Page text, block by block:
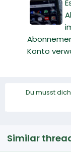
Konto
Du musst
Similar